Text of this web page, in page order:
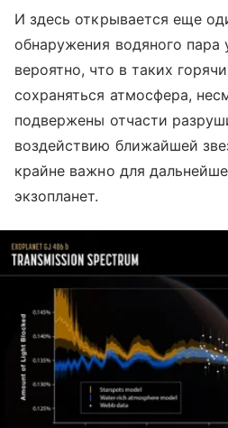
И здесь открывается еще
обнаружения водяного
вероятно, что в таких
сохраняться атмосфера,
подвержены отчасти
воздействию ближайшей
крайне важно для
экзопланет.